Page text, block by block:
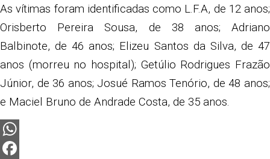
As vítimas foram identificadas como L.F.A, de 12 anos;
Orisberto Pereira Sousa, de 38 anos; Adriano
Balbinote, de 46 anos; Elizeu Santos da Silva, de 47
anos (morreu no hospital); Getúlio Rodrigues Frazão
Júnior, de 36 anos; Josué Ramos Tenório, de 48 anos;
e Maciel Bruno de Andrade Costa, de 35 anos.
WhatsApp